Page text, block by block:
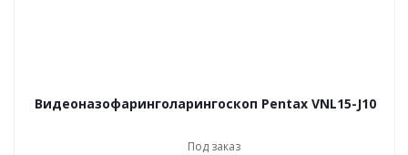
Видеоназофаринголарингоскоп Pentax VNL15-J10
Под заказ